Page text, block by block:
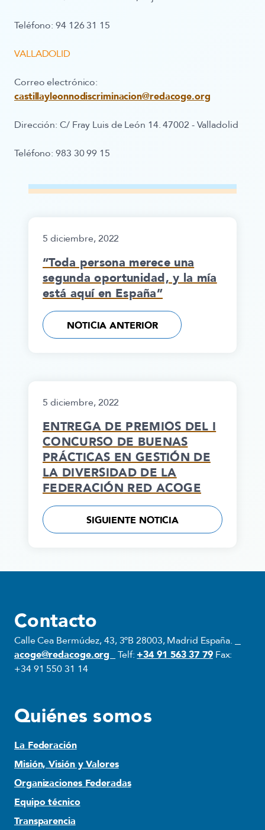
Teléfono: 94 126 31 15
VALLADOLID
Correo electrónico:
castillayleonnodiscriminacion@redacoge.org
Dirección: C/ Fray Luis de León 14. 47002 - Valladolid
Teléfono: 983 30 99 15
5 diciembre, 2022
“Toda persona merece una
segunda oportunidad, y la mía
está aquí en España”
NOTICIA ANTERIOR
5 diciembre, 2022
ENTREGA DE PREMIOS DEL I
CONCURSO DE BUENAS
PRÁCTICAS EN GESTIÓN DE
LA DIVERSIDAD DE LA
FEDERACIÓN RED ACOGE
SIGUIENTE NOTICIA
Contacto
Calle Cea Bermúdez, 43, 3ºB 28003, Madrid España.
acoge@redacoge.org
Telf: +34 91 563 37 79Fax:
+34 91 550 31 14
Quiénes somos
La Federación
Misión, Visión y Valores
Organizaciones Federadas
Equipo técnico
Transparencia